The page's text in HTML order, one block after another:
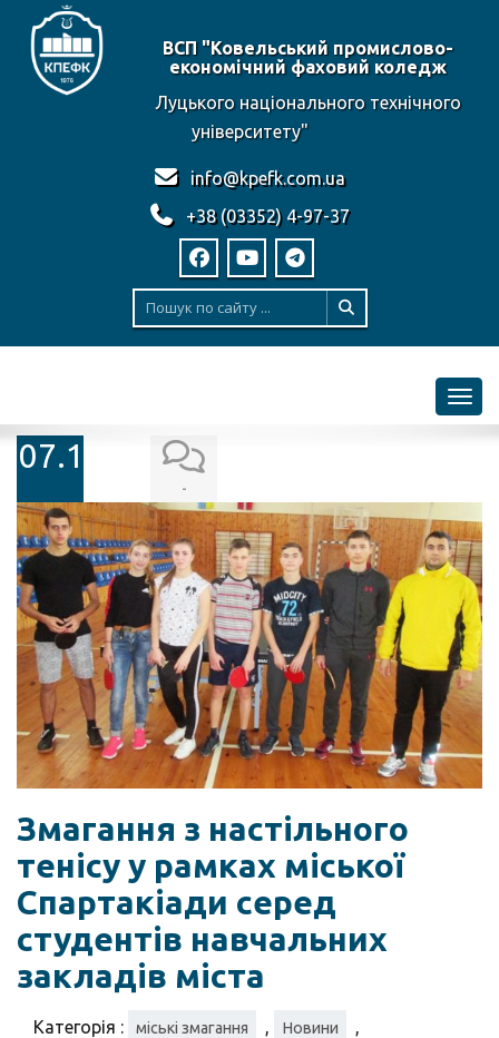
ВСП "Ковельський промислово-
економічний фаховий коледж
Луцького національного технічного
університету"
info@kpefk.com.ua
+38 (03352) 4-97-37
07.11.2018
-
Змагання з настільного
тенісу у рамках міської
Спартакіади серед
студентів навчальних
закладів міста
Категорія : міські змагання , Новини ,